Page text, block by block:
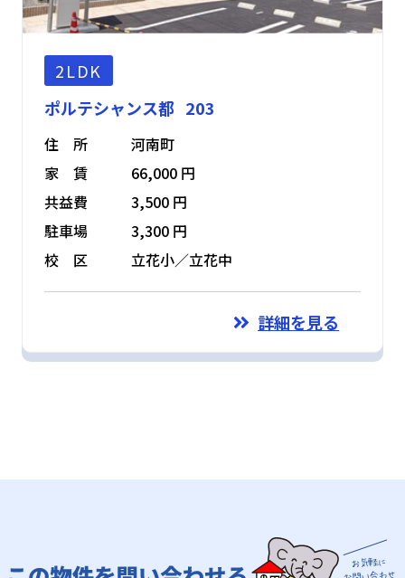
2LDK
ポルテシャンス都 203
住 所
河南町
家 賃
66,000 円
共益費
3,500 円
駐車場
3,300 円
校 区
立花小／立花中
詳細を見る